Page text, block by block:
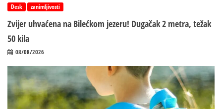
Desk zanimljivosti
Zvijer uhvaćena na Bilećkom jezeru! Dugačak 2 metra, težak
50 kila
08/08/2026